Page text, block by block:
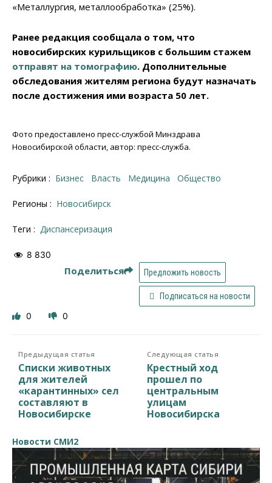
«Металлургия, металлообработка» (25%).
Ранее редакция сообщала о том, что
новосибирских курильщиков с большим стажем
отправят на томографию. Дополнительные
обследования жителям региона будут назначать
после достижения ими возраста 50 лет.
Фото предоставлено пресс-службой Минздрава
Новосибирской области, автор: пресс-служба.
Рубрики : Бизнес Власть Медицина Общество
Регионы : Новосибирск
Теги : Диспансеризация
8 830
Поделиться Предложить новость
Подписаться на новости
0 0
Предыдущая статья
Списки животных
для жителей
«карантинных» сел
составляют в
Новосибирске
Следующая статья
Крестный ход
прошел по
центральным
улицам
Новосибирска
Новости СМИ2